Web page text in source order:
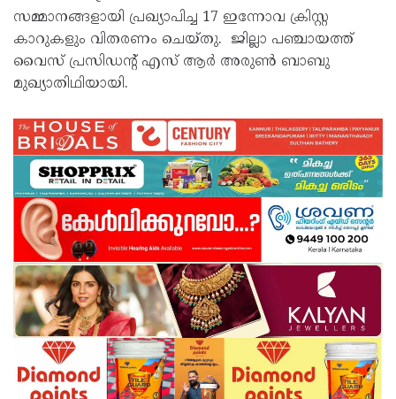
സമ്മാനങ്ങളായി പ്രഖ്യാപിച്ച 17 ഇന്നോവ ക്രിസ്റ്റ
കാറുകളും വിതരണം ചെയ്തു. ജില്ലാ പഞ്ചായത്ത്
വൈസ് പ്രസിഡന്റ് എസ് ആർ അരുൺ ബാബു
മുഖ്യാതിഥിയായി.